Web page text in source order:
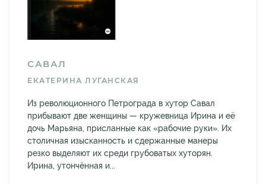
САВАЛ
ЕКАТЕРИНА ЛУГАНСКАЯ
Из революционного Петрограда в хутор Савал
прибывают две женщины — кружевница Ирина и её
дочь Марьяна, присланные как «рабочие руки». Их
столичная изысканность и сдержанные манеры
резко выделяют их среди грубоватых хуторян.
Ирина, утончённая и...